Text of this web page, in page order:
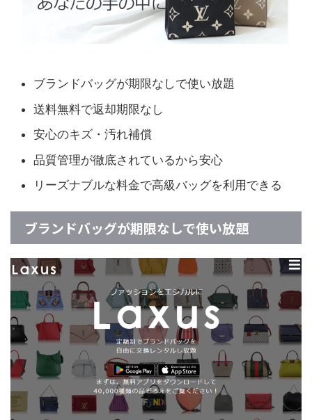
ブランドバッグが期限なしで使い放題
送料無料で返却期限なし
安心のキズ・汚れ補償
品質管理が徹底されているから安心
リーズナブルな料金で高級バッグを利用できる
ブランドバッグが期限なしで使い放題